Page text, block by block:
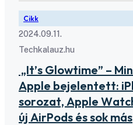
Cikk
2024.09.11.
Techkalauz.hu
„It’s Glowtime” –
Apple bejelentett:
sorozat, Apple
új AirPods és sok más